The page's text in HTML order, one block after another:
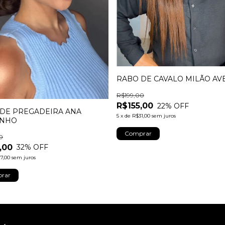
PREGADEIRA ANA
32% OFF
sem juros
RABO DE CAVALO MILÃO
R$155,00
R$199,00
22% OFF
5 x de R$31,00 sem juros